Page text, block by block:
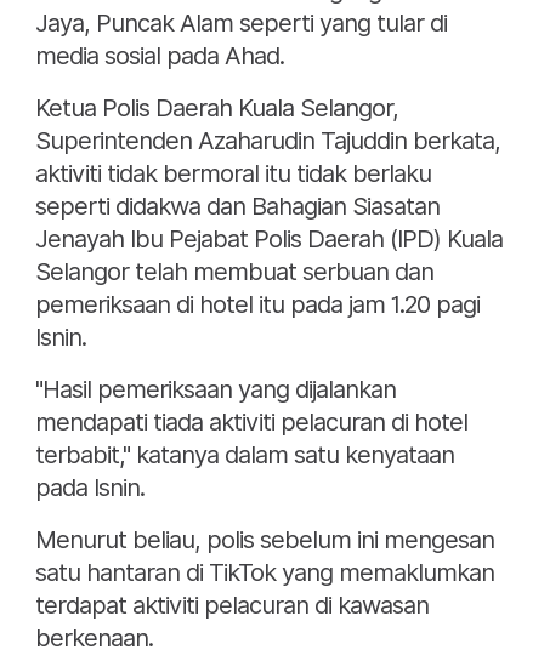
Jaya, Puncak Alam seperti yang tular di
media sosial pada Ahad.
Ketua Polis Daerah Kuala Selangor,
Superintenden Azaharudin Tajuddin berkata,
aktiviti tidak bermoral itu tidak berlaku
seperti didakwa dan Bahagian Siasatan
Jenayah Ibu Pejabat Polis Daerah (IPD) Kuala
Selangor telah membuat serbuan dan
pemeriksaan di hotel itu pada jam 1.20 pagi
Isnin.
"Hasil pemeriksaan yang dijalankan
mendapati tiada aktiviti pelacuran di hotel
terbabit," katanya dalam satu kenyataan
pada Isnin.
Menurut beliau, polis sebelum ini mengesan
satu hantaran di TikTok yang memaklumkan
terdapat aktiviti pelacuran di kawasan
berkenaan.